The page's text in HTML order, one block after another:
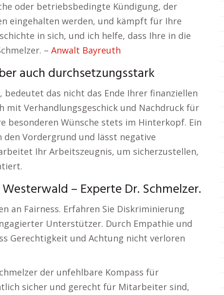
oder betriebsbedingte Kündigung, der
eingehalten werden, und kämpft für Ihre
in sich, und ich helfe, dass Ihre in die
– Anwalt Bayreuth
auch durchsetzungsstark
das nicht das Ende Ihrer finanziellen
mit Verhandlungsgeschick und Nachdruck für
besonderen Wünsche stets im Hinterkopf. Ein
Vordergrund und lässt negative
Ihr Arbeitszeugnis, um sicherzustellen,
– Experte Dr. Schmelzer.
an Fairness. Erfahren Sie Diskriminierung
Unterstützer. Durch Empathie und
Gerechtigkeit und Achtung nicht verloren
der unfehlbare Kompass für
sicher und gerecht für Mitarbeiter sind,